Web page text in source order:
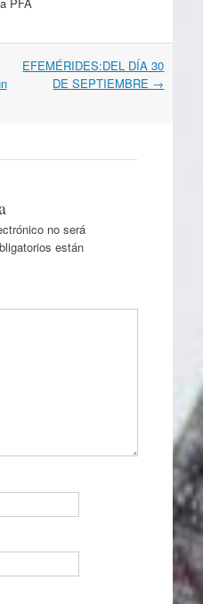
EFEMÉRIDES:DEL DÍA 30
DE SEPTIEMBRE →
no será
están